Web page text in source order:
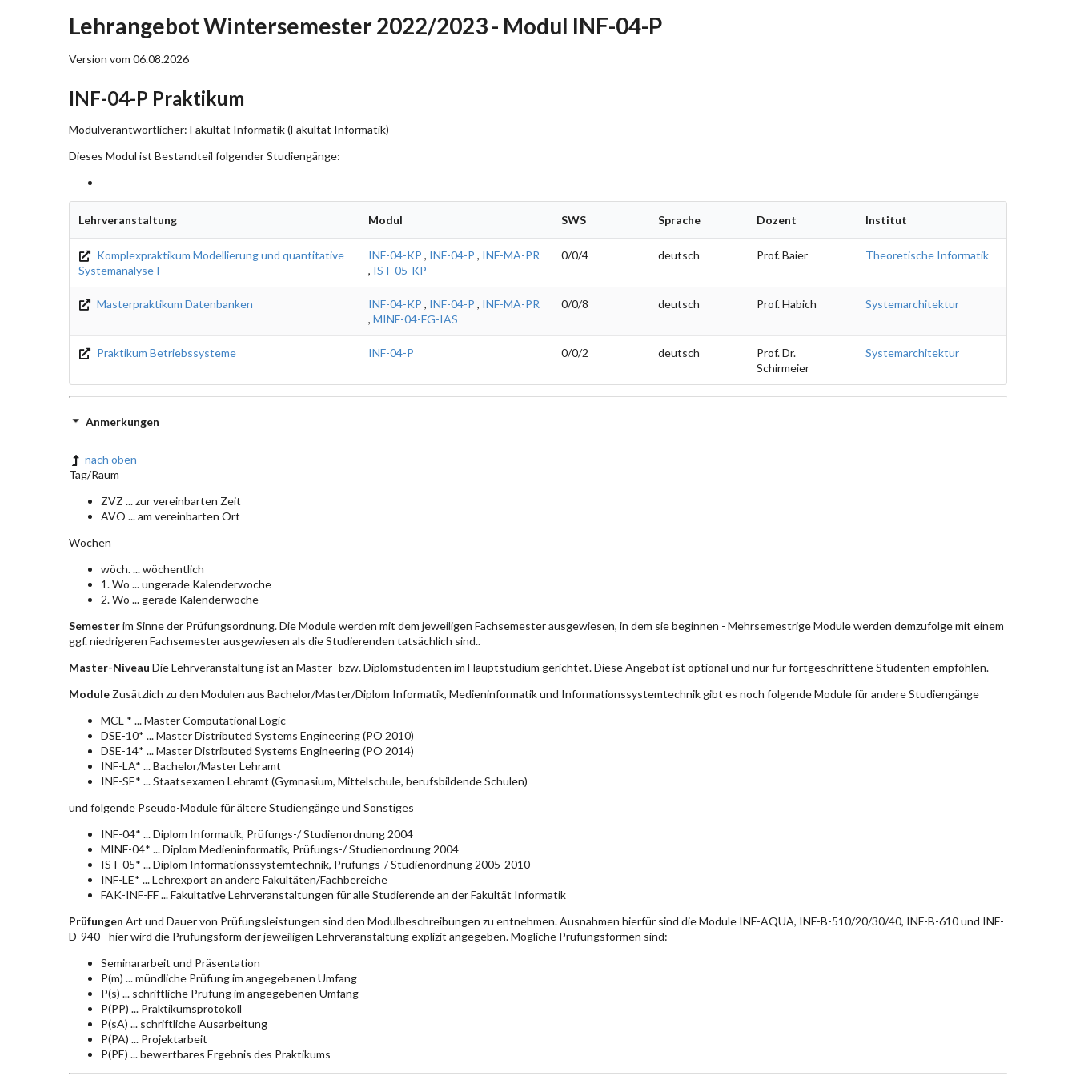
Lehrangebot Wintersemester 2022/2023 - Modul INF-04-P
Version vom 06.08.2026
INF-04-P Praktikum
Modulverantwortlicher: Fakultät Informatik (Fakultät Informatik)
Dieses Modul ist Bestandteil folgender Studiengänge:
Lehrveranstaltung Modul SWS Sprache Dozent Institut
Komplexpraktikum Modellierung und quantitative
Systemanalyse I
INF-04-KP , INF-04-P , INF-MA-PR
, IST-05-KP
0/0/4 deutsch Prof. Baier Theoretische Informatik
Masterpraktikum Datenbanken INF-04-KP , INF-04-P , INF-MA-PR
, MINF-04-FG-IAS
0/0/8 deutsch Prof. Habich Systemarchitektur
Praktikum Betriebssysteme INF-04-P 0/0/2 deutsch
Prof. Dr.
Schirmeier
Systemarchitektur
Anmerkungen
nach oben
Tag/Raum
ZVZ ... zur vereinbarten Zeit
AVO ... am vereinbarten Ort
Wochen
wöch. ... wöchentlich
1. Wo ... ungerade Kalenderwoche
2. Wo ... gerade Kalenderwoche
Semesterim Sinne der Prüfungsordnung. Die Module werden mit dem jeweiligen Fachsemester ausgewiesen, in dem sie beginnen - Mehrsemestrige Module werden demzufolge mit einem
ggf. niedrigeren Fachsemester ausgewiesen als die Studierenden tatsächlich sind..
Master-Niveau Die Lehrveranstaltung ist an Master- bzw. Diplomstudenten im Hauptstudium gerichtet. Diese Angebot ist optional und nur für fortgeschrittene Studenten empfohlen.
ModuleZusätzlich zu den Modulen aus Bachelor/Master/Diplom Informatik, Medieninformatik und Informationssystemtechnik gibt es noch folgende Module für andere Studiengänge
MCL-* ... Master Computational Logic
DSE-10* ... Master Distributed Systems Engineering (PO 2010)
DSE-14* ... Master Distributed Systems Engineering (PO 2014)
INF-LA* ... Bachelor/Master Lehramt
INF-SE* ... Staatsexamen Lehramt (Gymnasium, Mittelschule, berufsbildende Schulen)
und folgende Pseudo-Module für ältere Studiengänge und Sonstiges
INF-04* ... Diplom Informatik, Prüfungs-/ Studienordnung 2004
MINF-04* ... Diplom Medieninformatik, Prüfungs-/ Studienordnung 2004
IST-05* ... Diplom Informationssystemtechnik, Prüfungs-/ Studienordnung 2005-2010
INF-LE* ... Lehrexport an andere Fakultäten/Fachbereiche
FAK-INF-FF ... Fakultative Lehrveranstaltungen für alle Studierende an der Fakultät Informatik
Prüfungen Art und Dauer von Prüfungsleistungen sind den Modulbeschreibungen zu entnehmen. Ausnahmen hierfür sind die Module INF-AQUA, INF-B-510/20/30/40, INF-B-610 und INF-
D-940 - hier wird die Prüfungsform der jeweiligen Lehrveranstaltung explizit angegeben. Mögliche Prüfungsformen sind:
Seminararbeit und Präsentation
P(m) ... mündliche Prüfung im angegebenen Umfang
P(s) ... schriftliche Prüfung im angegebenen Umfang
P(PP) ... Praktikumsprotokoll
P(sA) ... schriftliche Ausarbeitung
P(PA) ... Projektarbeit
P(PE) ... bewertbares Ergebnis des Praktikums